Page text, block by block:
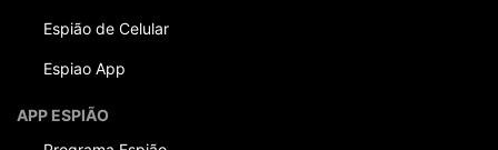
Espião de Celular
Espiao App
APP ESPIÃO